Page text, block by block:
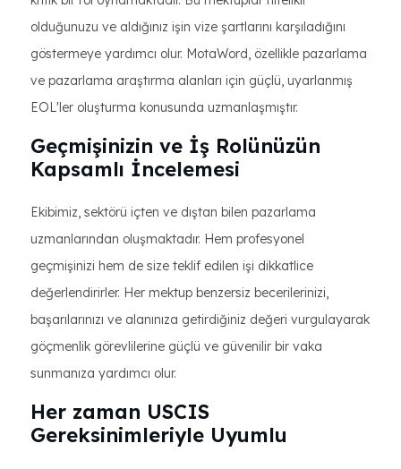
olduğunuzu ve aldığınız işin vize şartlarını karşıladığını
göstermeye yardımcı olur. MotaWord, özellikle pazarlama
ve pazarlama araştırma alanları için güçlü, uyarlanmış
EOL'ler oluşturma konusunda uzmanlaşmıştır.
Geçmişinizin ve İş Rolünüzün
Kapsamlı İncelemesi
Ekibimiz, sektörü içten ve dıştan bilen pazarlama
uzmanlarından oluşmaktadır. Hem profesyonel
geçmişinizi hem de size teklif edilen işi dikkatlice
değerlendirirler. Her mektup benzersiz becerilerinizi,
başarılarınızı ve alanınıza getirdiğiniz değeri vurgulayarak
göçmenlik görevlilerine güçlü ve güvenilir bir vaka
sunmanıza yardımcı olur.
Her zaman USCIS
Gereksinimleriyle Uyumlu